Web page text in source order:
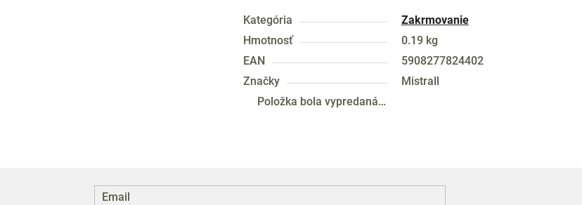
Kategória
Zakrmovanie
Hmotnosť
0.19 kg
EAN
5908277824402
Značky
Mistrall
Položka bola vypredaná…
Email